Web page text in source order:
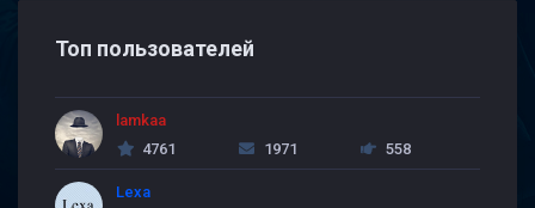
Топ пользователей
lamkaa
4761
1971 558
Lexa